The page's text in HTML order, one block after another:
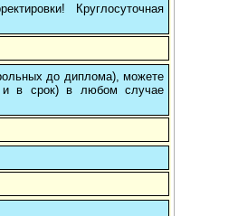
Круглосуточная
до диплома), можете
и в срок) в любом случае